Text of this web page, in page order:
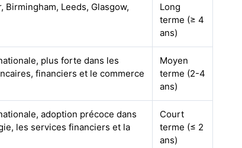
Birmingham, Leeds, Glasgow,
Long
terme (≥ 4
ans)
plus forte dans les
financiers et le commerce
Moyen
terme (2-4
ans)
adoption précoce dans
les services financiers et la
Court
terme (≤ 2
ans)